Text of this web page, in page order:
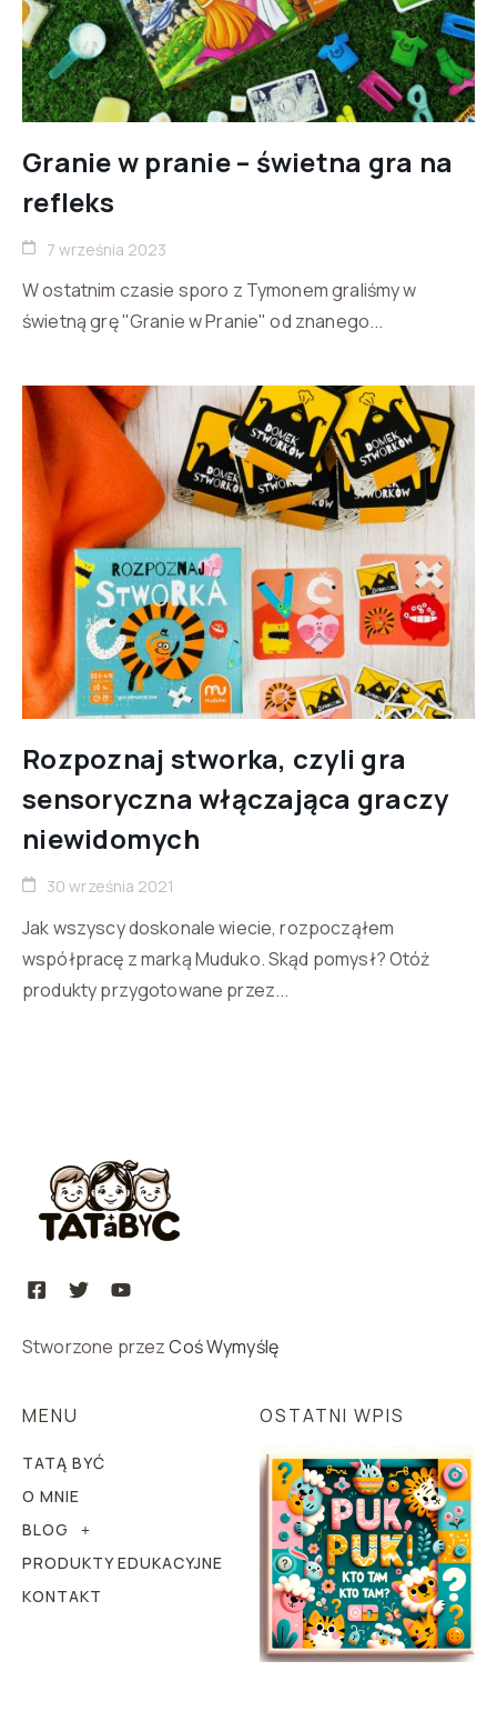
Granie w pranie – świetna gra na
refleks
7 września 2023
W ostatnim czasie sporo z Tymonem graliśmy w
świetną grę "Granie w Pranie" od znanego...
Rozpoznaj stworka, czyli gra
sensoryczna włączająca graczy
niewidomych
30 września 2021
Jak wszyscy doskonale wiecie, rozpocząłem
współpracę z marką Muduko. Skąd pomysł? Otóż
produkty przygotowane przez...
Stworzone przezCoś Wymyślę
MENU
TATĄ BYĆ
O MNIE
BLOG
PRODUKTY EDUKACYJNE
KONTAKT
OSTATNI WPIS